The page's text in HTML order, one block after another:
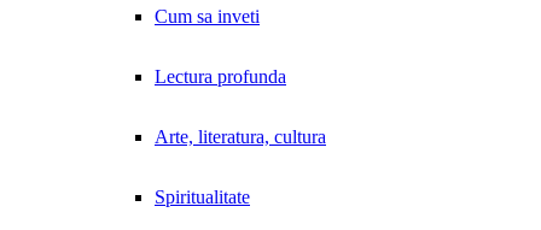
Cum sa inveti
Lectura profunda
Arte, literatura, cultura
Spiritualitate